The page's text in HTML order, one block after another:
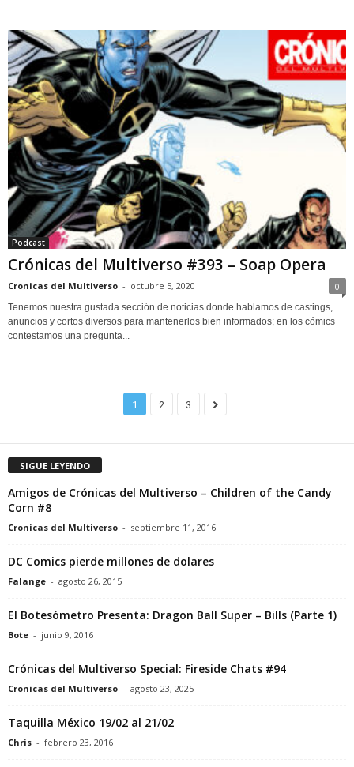
Podcast
Crónicas del Multiverso #393 – Soap Opera
Cronicas del Multiverso - octubre 5, 2020 0
Tenemos nuestra gustada sección de noticias donde hablamos de castings,
anuncios y cortos diversos para mantenerlos bien informados; en los cómics
contestamos una pregunta...
1 2 3
SIGUE LEYENDO
Amigos de Crónicas del Multiverso – Children of the Candy
Corn #8
Cronicas del Multiverso - septiembre 11, 2016
DC Comics pierde millones de dolares
Falange - agosto 26, 2015
El Botesómetro Presenta: Dragon Ball Super – Bills (Parte 1)
Bote - junio 9, 2016
Crónicas del Multiverso Special: Fireside Chats #94
Cronicas del Multiverso - agosto 23, 2025
Taquilla México 19/02 al 21/02
Chris - febrero 23, 2016